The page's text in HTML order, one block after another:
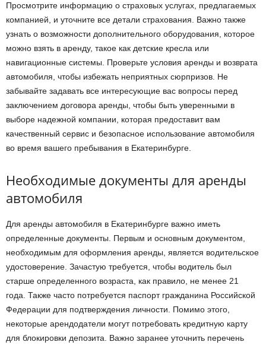
Просмотрите информацию о страховых услугах, предлагаемых
компанией, и уточните все детали страхования. Важно также
узнать о возможности дополнительного оборудования, которое
можно взять в аренду, такое как детские кресла или
навигационные системы. Проверьте условия аренды и возврата
автомобиля, чтобы избежать неприятных сюрпризов. Не
забывайте задавать все интересующие вас вопросы перед
заключением договора аренды, чтобы быть уверенными в
выборе надежной компании, которая предоставит вам
качественный сервис и безопасное использование автомобиля
во время вашего пребывания в Екатеринбурге.
Необходимые документы для аренды
автомобиля
Для аренды автомобиля в Екатеринбурге важно иметь
определенные документы. Первым и основным документом,
необходимым для оформления аренды, является водительское
удостоверение. Зачастую требуется, чтобы водитель был
старше определенного возраста, как правило, не менее 21
года. Также часто потребуется паспорт гражданина Российской
Федерации для подтверждения личности. Помимо этого,
некоторые арендодатели могут потребовать кредитную карту
для блокировки депозита. Важно заранее уточнить перечень